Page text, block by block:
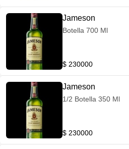
Jameson
Botella 700 Ml
$ 230000
Jameson
1/2 Botella 350 Ml
$ 230000